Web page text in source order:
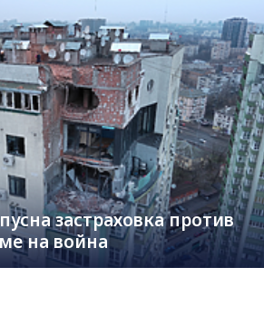
застраховка против
на война